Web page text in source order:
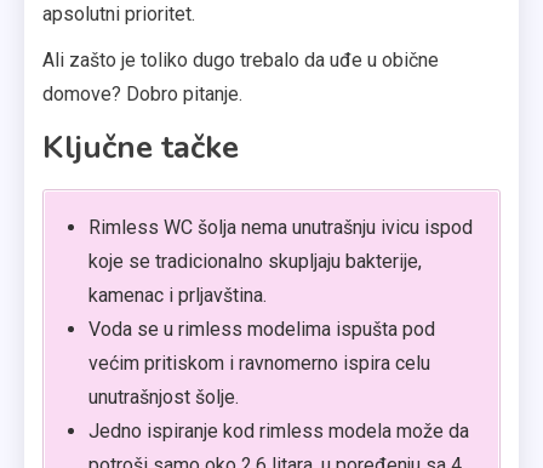
apsolutni prioritet.
Ali zašto je toliko dugo trebalo da uđe u obične
domove? Dobro pitanje.
Ključne tačke
Rimless WC šolja nema unutrašnju ivicu ispod
koje se tradicionalno skupljaju bakterije,
kamenac i prljavština.
Voda se u rimless modelima ispušta pod
većim pritiskom i ravnomerno ispira celu
unutrašnjost šolje.
Jedno ispiranje kod rimless modela može da